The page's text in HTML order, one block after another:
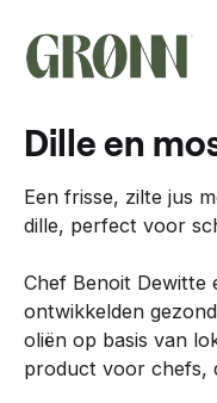
i
t
o
m
p
o
e
n
t
i
dille en
Een frisse, zilte jus
dille, perfect voor
Chef Benoit Dewitte
ontwikkelden
oliën op basis van
product voor chefs,